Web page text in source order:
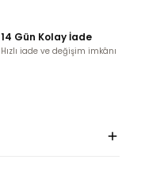
14 Gün Kolay İade
Hızlı iade ve değişim imkânı